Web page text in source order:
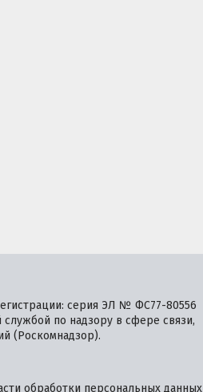
серия ЭЛ № ФС77-80556
службой по надзору в сфере связи,
(Роскомнадзор).
обработки персональных данных